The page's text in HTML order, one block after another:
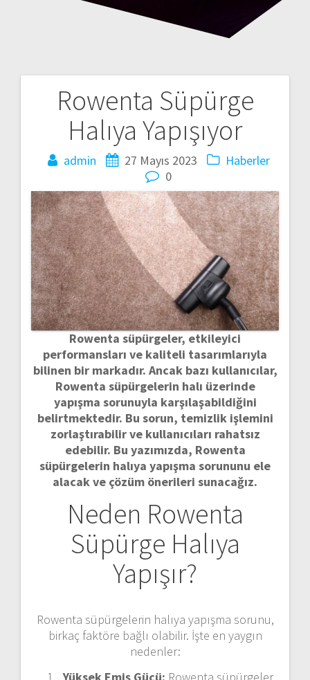
Rowenta Süpürge
Halıya Yapışıyor
admin 27 Mayıs 2023
Haberler
0
Rowenta süpürgeler, etkileyici
performansları ve kaliteli tasarımlarıyla
bilinen bir markadır. Ancak bazı kullanıcılar,
Rowenta süpürgelerin halı üzerinde
yapışma sorunuyla karşılaşabildiğini
belirtmektedir. Bu sorun, temizlik işlemini
zorlaştırabilir ve kullanıcıları rahatsız
edebilir. Bu yazımızda, Rowenta
süpürgelerin halıya yapışma sorununu ele
alacak ve çözüm önerileri sunacağız.
Neden Rowenta
Süpürge Halıya
Yapışır?
Rowenta süpürgelerin halıya yapışma sorunu,
birkaç faktöre bağlı olabilir. İşte en yaygın
nedenler:
Yazı
gezinmesi